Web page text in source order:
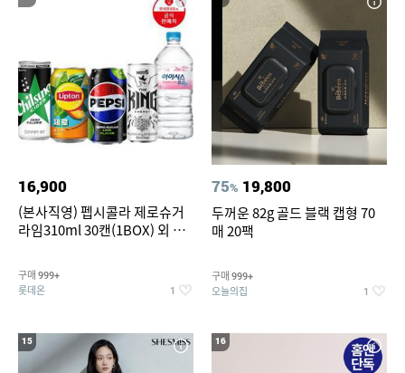
16,900
(본사직영) 펩시콜라 제로슈거
라임310ml 30캔(1BOX) 외 롯
구매 999+
롯데온 1
75% 19,800
두꺼운 82g 골드 블랙 캡형 70
매 20팩
구매 999+
오늘의집 1
15 16